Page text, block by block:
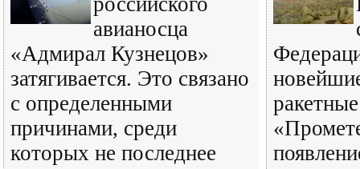
авианосца
«Адмирал Кузнецов»
затягивается. Это связано
с определенными
причинами, среди
которых не последнее